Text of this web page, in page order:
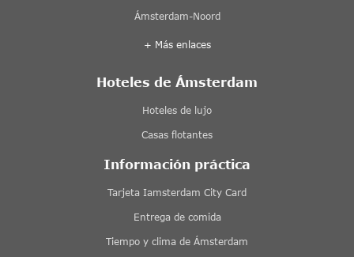
Ámsterdam-Noord
+ Más enlaces
Hoteles de Ámsterdam
Hoteles de lujo
Casas flotantes
Información práctica
Tarjeta Iamsterdam City Card
Entrega de comida
Tiempo y clima de Ámsterdam